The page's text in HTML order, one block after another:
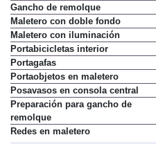
Gancho de remolque
Maletero con doble fondo
Maletero con iluminación
Portabicicletas interior
Portagafas
Portaobjetos en maletero
Posavasos en consola central
Preparación para gancho de
remolque
Redes en maletero